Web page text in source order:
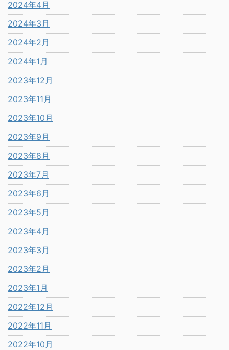
2024年4月
2024年3月
2024年2月
2024年1月
2023年12月
2023年11月
2023年10月
2023年9月
2023年8月
2023年7月
2023年6月
2023年5月
2023年4月
2023年3月
2023年2月
2023年1月
2022年12月
2022年11月
2022年10月